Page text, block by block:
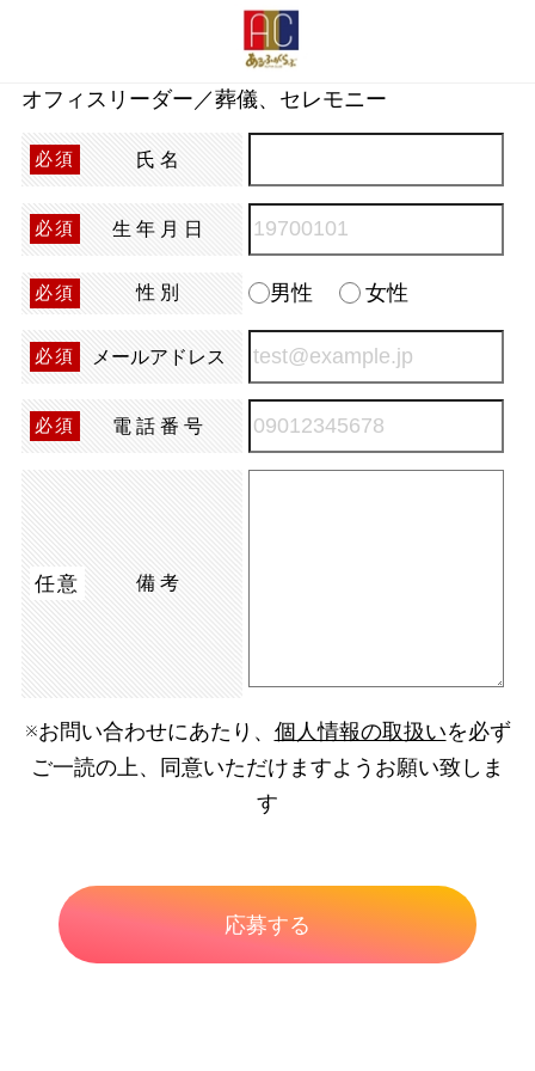
オフィスリーダー／葬儀、セレモニー
必須 氏名
必須 生年月日
必須 性別 男性 女性
必須 メールアドレス
必須 電話番号
任意 備考
※お問い合わせにあたり、 個人情報の取扱いを必ず
ご一読の上、同意いただけますようお願い致しま
す